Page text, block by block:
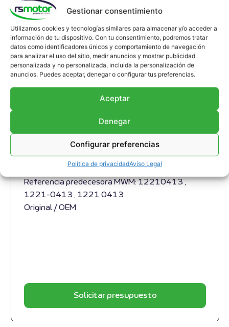
Gestionar consentimiento
Utilizamos cookies y tecnologías similares para almacenar y/o acceder a
información de tu dispositivo. Con tu consentimiento, podremos tratar
datos como identificadores únicos y comportamiento de navegación
para analizar el uso del sitio, medir anuncios y mostrar publicidad
personalizada y no personalizada, incluida la personalización de
anuncios. Puedes aceptar, denegar o configurar tus preferencias.
Aceptar
Denegar
Configurar preferencias
Política de privacidadAviso Legal
Junta de Expansión MWM RS-
Junta de expansión MWM RS-12293789
616 , TCG 2016 , CG 132
Referencia MWM: 12293789 , 1229-3789 ,
1229 3789
Referencia predecesora MWM: 12210413 ,
1221-0413 , 1221 0413
Original / OEM
Solicitar presupuesto